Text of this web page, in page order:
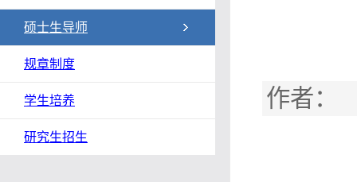
硕士生导师
规章制度
学生培养
研究生招生
作者：